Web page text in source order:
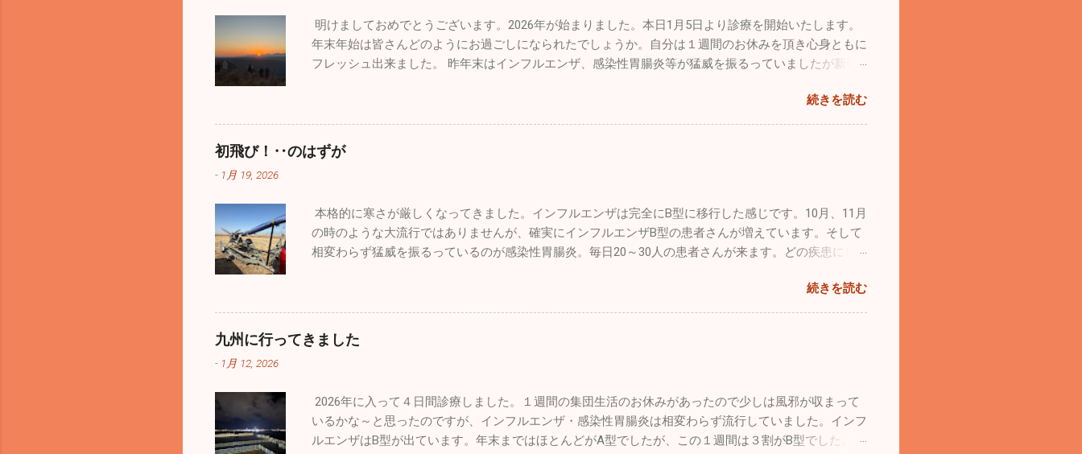
ゃ気分転換になりますね。今回は大好きな飛行機と１日中過ごすことができたので本当に至福のひと時
でした。最近は忙しすぎて普通に生活していてもストレスがたまり気分が塞ぎがちになるので、こうい
うイベントに参加すことは重要です。仕事のパフォーマンスを上...
型犬、中型犬、小型犬とエリアが分かれており、うちのチビッ子たちは安心して走り廻っていました。
若さって凄いですね。１歳のホワイトの「リリィ」は疲れ知らず！常に全力疾走。他のワンコたちと激
しいい鬼ごっこをしていました。１４歳の大先輩「ルー」はとにかくノンビリ、ゆったり。時々走りま
ィ」。手術前の元気を取り戻してホワイトのリリィに勝るとも劣らない走りっぷり。本当に回復してく
れて良かったです。 家ではゲージに入れっぱなしという事もなく家の中を自由に動き回っています
が、それでも狭い空間です。たくさんの日を浴びて外で駆け巡る姿こそワンコの本当の姿ですよね。普
ないようなるべく外に連れ出して、愛情をたっぷり注いであげようと思っています！！ 花粉症が始ま
って患者さんが多くなってきたのと同時に、冒頭でもお話しした通りインフルエンザB型が猛威を振る
い始めています。患者さんの話を聞くと、かなりの幼稚園・学校で学...
明けましておめでとうございます。2026年が始まりました。本日1月5日より診療を開始いたします。
年末年始は皆さんどのようにお過ごしになられたでしょうか。自分は１週間のお休みを頂き心身ともに
フレッシュ出来ました。 昨年末はインフルエンザ、感染性胃腸炎等が猛威を振るっていましたが新年
まっていると予想していますが、診療を開始し数日経過しないと状況は分かりません。診療所も穏やか
な始まりを迎えたいものです。 楽しかった年末年始は終了。これからはまた頑張って診療をしていき
ます。2026年は皆さんにとって良い年でありますように！ 本年もどうぞよろしくお願い致します！！
続きを読む
初飛び！‥のはずが
- 1月 19, 2026
本格的に寒さが厳しくなってきました。インフルエンザは完全にB型に移行した感じです。10月、11月
の時のような大流行ではありませんが、確実にインフルエンザB型の患者さんが増えています。そして
相変わらず猛威を振るっているのが感染性胃腸炎。毎日20～30人の患者さんが来ます。どの疾患にし
一つ、ウルトラライトプレーンですが、新年初飛びのため茨城県の利根川河川敷に行ってきました。
忙しくて長らく飛んで
順調！」トレーラーから機体を下した時にトラブルを発見してしまいました。なんと前輪がパンクして
づきませんでしたが、すでに刺さっていたんでしょうね。無風快晴で絶好の飛行日和だったのですが、
今回はエンジンの状態を確認するにとどめ初飛行は諦めました。 自分の機体は現在カウルを新しくし
ており写真の如くネイキッド状態。飛んでいる時の風圧は凄いのですが、下がよく見えてカウルなしの
続きを読む
九州に行ってきました
- 1月 12, 2026
2026年に入って４日間診療しました。１週間の集団生活のお休みがあったので少しは風邪が収まって
いるかな～と思ったのですが、インフルエンザ・感染性胃腸炎は相変わらず流行していました。インフ
ルエンザはB型が出ています。年末まではほとんどがA型でしたが、この１週間は３割がB型でした。コ